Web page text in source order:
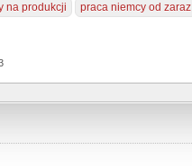
na produkcji
praca niemcy od zaraz